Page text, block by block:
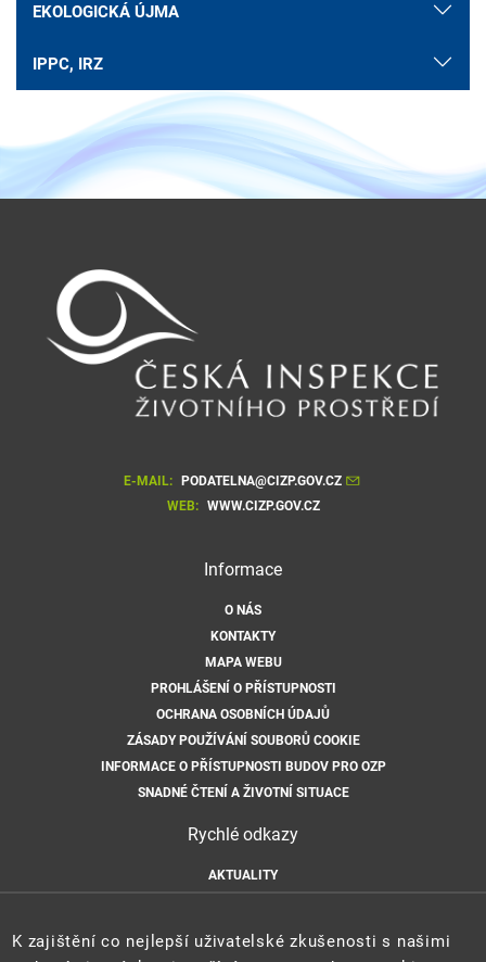
EKOLOGICKÁ ÚJMA
IPPC, IRZ
E-MAIL: PODATELNA@CIZP.GOV.CZ
WEB: WWW.CIZP.GOV.CZ
Informace
O NÁS
KONTAKTY
MAPA WEBU
PROHLÁŠENÍ O PŘÍSTUPNOSTI
OCHRANA OSOBNÍCH ÚDAJŮ
ZÁSADY POUŽÍVÁNÍ SOUBORŮ COOKIE
INFORMACE O PŘÍSTUPNOSTI BUDOV PRO OZP
SNADNÉ ČTENÍ A ŽIVOTNÍ SITUACE
Rychlé odkazy
AKTUALITY
K zajištění co nejlepší uživatelské zkušenosti s našimi